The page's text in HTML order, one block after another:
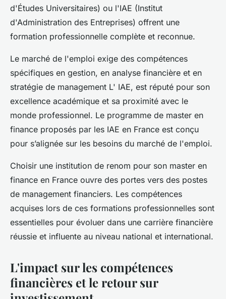
d'Études Universitaires) ou l'IAE (Institut
d'Administration des Entreprises) offrent une
formation professionnelle complète et reconnue.
Le marché de l'emploi exige des compétences
spécifiques en gestion, en analyse financière et en
stratégie de management L' IAE, est réputé pour son
excellence académique et sa proximité avec le
monde professionnel. Le programme de master en
finance proposés par les IAE en France est conçu
pour s’alignée sur les besoins du marché de l'emploi.
Choisir une institution de renom pour son master en
finance en France ouvre des portes vers des postes
de management financiers. Les compétences
acquises lors de ces formations professionnelles sont
essentielles pour évoluer dans une carrière financière
réussie et influente au niveau national et international.
L'impact sur les compétences
financières et le retour sur